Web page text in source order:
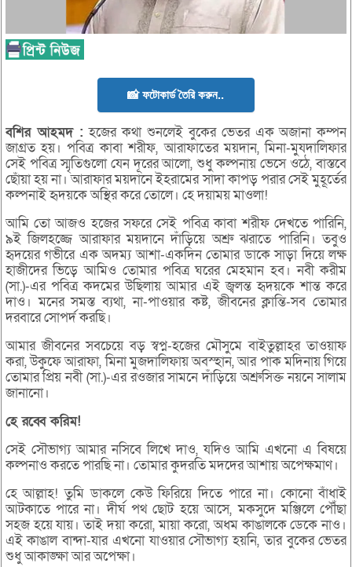
📸 ফটোকার্ড তৈরি করুন..
বশিরআহমদ : হজের কথা শুনলেই বুকের ভেতর এক অজানা কম্পন
জাগ্রত হয়। পবিত্র কাবা শরীফ, আরাফাতের ময়দান, মিনা-মুযদালিফার
সেই পবিত্র স্মৃতিগুলো যেন দূরের আলো, শুধু কল্পনায় ভেসে ওঠে, বাস্তবে
ছোঁয়া হয় না। আরাফার ময়দানে ইহরামের সাদা কাপড় পরার সেই মুহূর্তের
কল্পনাই হৃদয়কে অস্থির করে তোলে। হে দয়াময় মাওলা!
আমি তো আজও হজের সফরে সেই পবিত্র কাবা শরীফ দেখতে পারিনি,
৯ই জিলহজ্জে আরাফার ময়দানে দাঁড়িয়ে অশ্রু ঝরাতে পারিনি। তবুও
হৃদয়ের গভীরে এক অদম্য আশা-একদিন তোমার ডাকে সাড়া দিয়ে লক্ষ
হাজীদের ভিড়ে আমিও তোমার পবিত্র ঘরের মেহমান হব। নবী করীম
(সা.)-এর পবিত্র কদমের উছিলায় আমার এই জ্বলন্ত হৃদয়কে শান্ত করে
দাও। মনের সমস্ত ব্যথা, না-পাওয়ার কষ্ট, জীবনের ক্লান্তি-সব তোমার
দরবারে সোপর্দ করছি।
আমার জীবনের সবচেয়ে বড় স্বপ্ন-হজের মৌসুমে বাইতুল্লাহর তাওয়াফ
করা, উকুফে আরাফা, মিনা মুজদালিফায় অবস্হান, আর পাক মদিনায় গিয়ে
তোমার প্রিয় নবী (সা.)-এর রওজার সামনে দাঁড়িয়ে অশ্রুসিক্ত নয়নে সালাম
জানানো।
হেরব্বেকরিম!
সেই সৌভাগ্য আমার নসিবে লিখে দাও, যদিও আমি এখনো এ বিষয়ে
কল্পনাও করতে পারছি না। তোমার কুদরতি মদদের আশায় অপেক্ষমাণ।
হে আল্লাহ! তুমি ডাকলে কেউ ফিরিয়ে দিতে পারে না। কোনো বাঁধাই
আটকাতে পারে না। দীর্ঘ পথ ছোট হয়ে আসে, মকসুদে মঞ্জিলে পৌঁছা
সহজ হয়ে যায়। তাই দয়া করো, মায়া করো, অধম কাঙালকে ডেকে নাও।
এই কাঙাল বান্দা-যার এখনো যাওয়ার সৌভাগ্য হয়নি, তার বুকের ভেতর
শুধু আকাঙ্ক্ষা আর অপেক্ষা।